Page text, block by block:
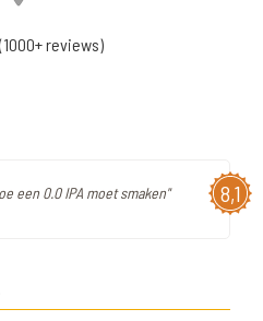
reviews)
8,1
een 0.0 IPA moet smaken"